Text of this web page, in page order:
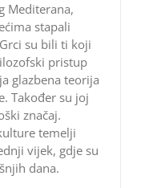
Mediterana,
stapali
su bili ti koji
pristup
glazbena teorija
Također su joj
značaj.
temelji
vijek, gdje su
dana.